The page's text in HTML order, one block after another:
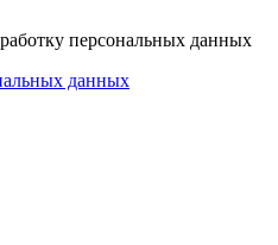
персональных данных
данных